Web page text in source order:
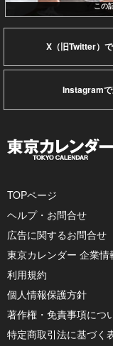
この
X（旧Twitter）
Instagramで
TOPページ
ヘルプ・お問合せ
広告に関するお問合せ
東京カレンダー 企業情
利用規約
個人情報保護方針
著作権・免責事項につ
特定商取引法に基づく